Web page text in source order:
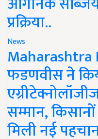
प्रक्रिया..
News
Maharashtra
फडणवीस ने
सम्मान,
मिली नई